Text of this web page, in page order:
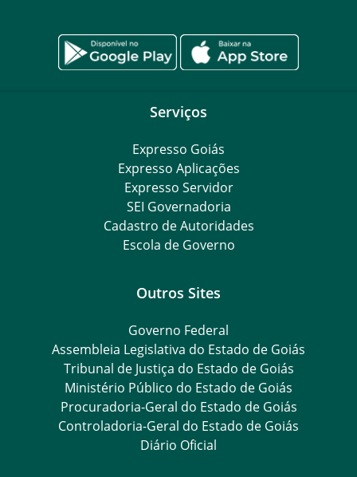
Serviços
Expresso Goiás
Expresso Aplicações
Expresso Servidor
SEI Governadoria
Cadastro de Autoridades
Escola de Governo
Outros Sites
Governo Federal
Assembleia Legislativa do Estado de Goiás
Tribunal de Justiça do Estado de Goiás
Ministério Público do Estado de Goiás
Procuradoria-Geral do Estado de Goiás
Controladoria-Geral do Estado de Goiás
Diário Oficial